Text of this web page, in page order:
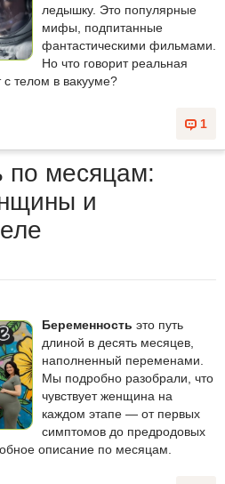
ледышку. Это популярные
мифы, подпитанные
фантастическими фильмами.
Но что говорит реальная
с телом в вакууме?
1
по месяцам:
и
Беременность это путь
длиной в десять месяцев,
наполненный переменами.
Мы подробно разобрали, что
чувствует женщина на
каждом этапе — от первых
симптомов до предродовых
описание по месяцам.